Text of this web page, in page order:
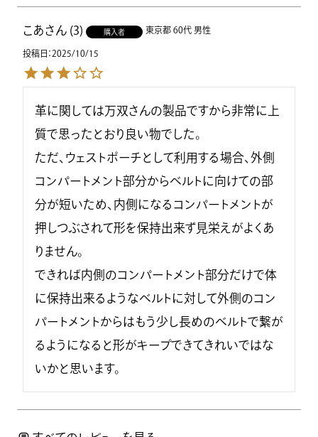
こあ 3 購入者 東京都 60代 男性
投稿日 2025/10/15
革に関しては万双さんの製品ですから非常に上
質で思ったとおり良い物でした。
ただ、ウェストポーチとして利用する場合、外側
コンパートメント部分からベルトに向けての部
分が短いため、内側になるコンパートメントが
押しつぶされて形を保持出来ず見栄えがよくあ
りません。
できれば内側のコンパートメント部分だけで体
に保持出来るようなベルトに対して外側のコン
パートメントからはもう少し長めのベルトで繋が
るようになると形がキープできてきれいではな
いかと思います。